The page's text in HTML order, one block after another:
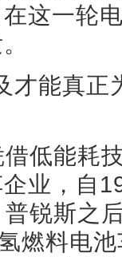
这一轮
才能真正
低能耗
业，自
锐斯之
燃料电